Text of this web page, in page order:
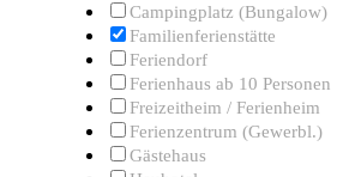
Campingplatz (Bungalow)
Familienferienstätte
Feriendorf
Ferienhaus ab 10 Personen
Freizeitheim / Ferienheim
Ferienzentrum (Gewerbl.)
Gästehaus